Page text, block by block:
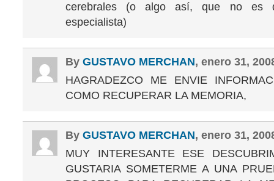
cerebrales (o algo así, que no es
especialista)
By GUSTAVO MERCHAN, enero 31,
HAGRADEZCO ME ENVIE
COMO RECUPERAR LA MEMORIA,
By GUSTAVO MERCHAN, enero 31,
MUY INTERESANTE ESE
GUSTARIA SOMETERME A UNA